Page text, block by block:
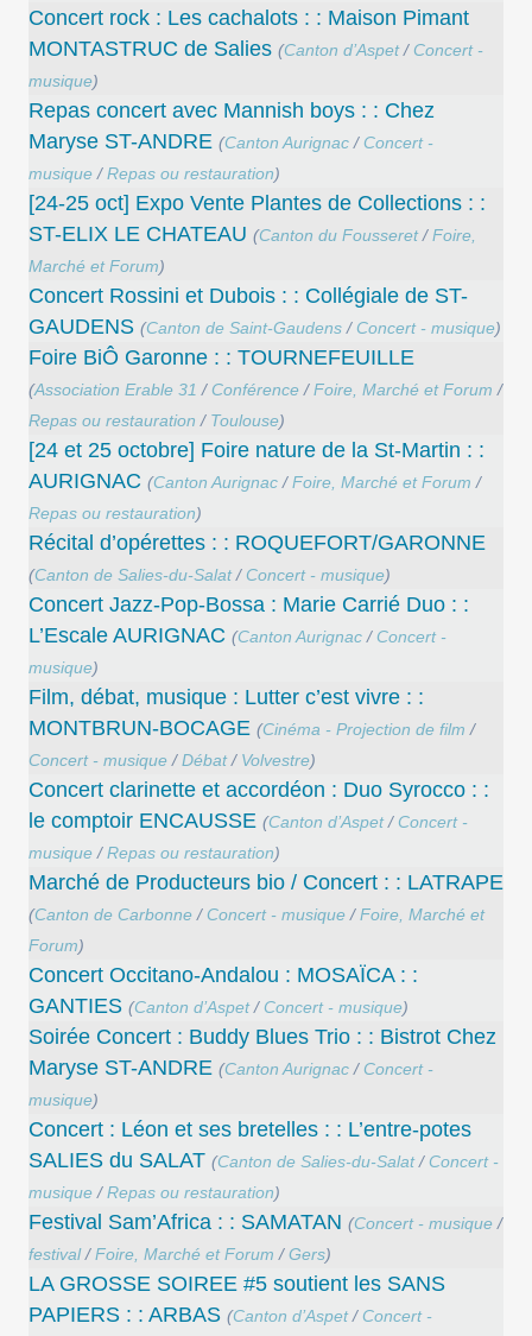
Concert rock : Les cachalots : : Maison Pimant
MONTASTRUC de Salies (Canton d’Aspet/ Concert -
musique)
Repas concert avec Mannish boys : : Chez
Maryse ST-ANDRE (Canton Aurignac/ Concert -
musique/Repas ou restauration)
[24-25 oct] Expo Vente Plantes de Collections : :
ST-ELIX LE CHATEAU (Canton du Fousseret/Foire,
Marché et Forum)
Concert Rossini et Dubois : : Collégiale de ST-
GAUDENS (Canton de Saint-Gaudens/ Concert - musique)
Foire BiÔ Garonne : : TOURNEFEUILLE
(Association Erable 31 / Conférence/Foire, Marché et Forum /
Repas ou restauration / Toulouse)
[24 et 25 octobre] Foire nature de la St-Martin : :
AURIGNAC (Canton Aurignac/Foire, Marché et Forum /
Repas ou restauration)
Récital d’opérettes : : ROQUEFORT/GARONNE
(Canton de Salies-du-Salat/ Concert - musique)
Concert Jazz-Pop-Bossa : Marie Carrié Duo : :
L’Escale AURIGNAC (Canton Aurignac/ Concert -
musique)
Film, débat, musique : Lutter c’est vivre : :
MONTBRUN-BOCAGE (Cinéma - Projection de film /
Concert - musique/Débat/ Volvestre)
Concert clarinette et accordéon : Duo Syrocco : :
le comptoir ENCAUSSE (Canton d’Aspet/ Concert -
musique/Repas ou restauration)
Marché de Producteurs bio / Concert : : LATRAPE
(Canton de Carbonne/ Concert - musique/Foire, Marché et
Forum)
Concert Occitano-Andalou : MOSAÏCA : :
GANTIES (Canton d’Aspet/ Concert - musique)
Soirée Concert : Buddy Blues Trio : : Bistrot Chez
Maryse ST-ANDRE (Canton Aurignac/ Concert -
musique)
Concert : Léon et ses bretelles : : L’entre-potes
SALIES du SALAT (Canton de Salies-du-Salat/ Concert -
musique/Repas ou restauration)
Festival Sam’Africa : : SAMATAN (Concert - musique/
festival/Foire, Marché et Forum /Gers)
LA GROSSE SOIREE #5 soutient les SANS
PAPIERS : : ARBAS (Canton d’Aspet/ Concert -